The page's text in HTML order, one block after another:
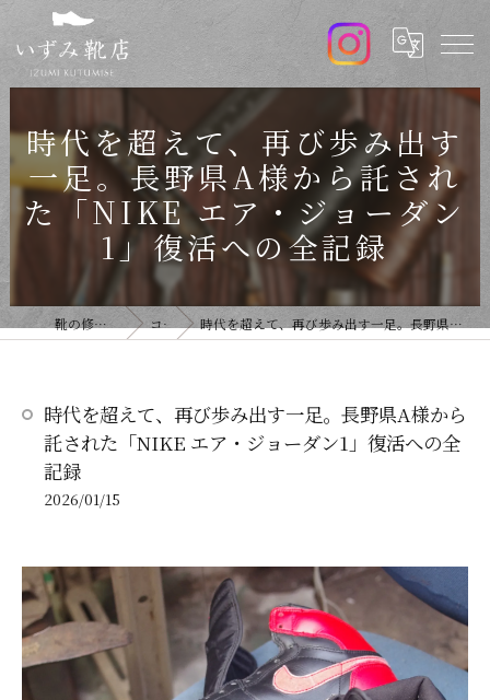
時代を超えて、再び歩み出す
一足。長野県A様から託され
た「NIKE エア・ジョーダン
1」復活への全記録
靴の修理ならいずみ靴店 コラム 時代を超えて、再び歩み出す一足。長野県A様から託された「NIKE エア・ジョーダン1」復活への全記録
時代を超えて、再び歩み出す一足。長野県A様から
託された「NIKE エア・ジョーダン1」復活への全
記録
2026/01/15